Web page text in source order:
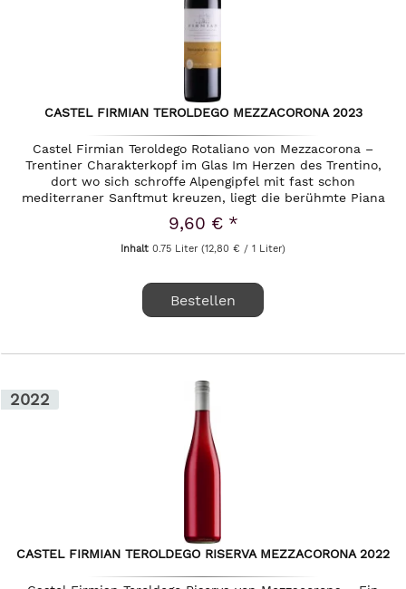
CASTEL FIRMIAN TEROLDEGO MEZZACORONA 2023
Castel Firmian Teroldego Rotaliano von Mezzacorona –
Trentiner Charakterkopf im Glas Im Herzen des Trentino,
dort wo sich schroffe Alpengipfel mit fast schon
mediterraner Sanftmut kreuzen, liegt die berühmte Piana
Rotaliana. Diese...
9,60 € *
Inhalt0.75 Liter(12,80 € / 1 Liter)
Bestellen
2022
CASTEL FIRMIAN TEROLDEGO RISERVA MEZZACORONA 2022